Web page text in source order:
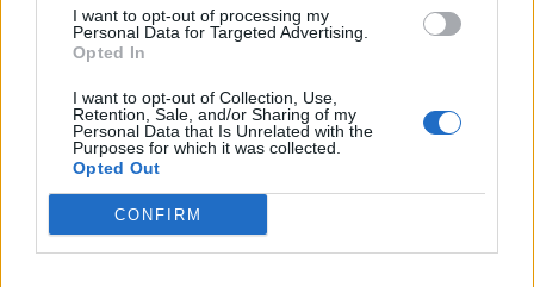
I want to opt-out of processing my
Personal Data for Targeted Advertising.
Opted In
I want to opt-out of Collection, Use,
Retention, Sale, and/or Sharing of my
Personal Data that Is Unrelated with the
Purposes for which it was collected.
Opted Out
CONFIRM
2026. augusztus 06., csütörtök
Harmadfokú hőségriasztás a
nyugati megyékre, másodfokú
viharriasztás Székelyföldre